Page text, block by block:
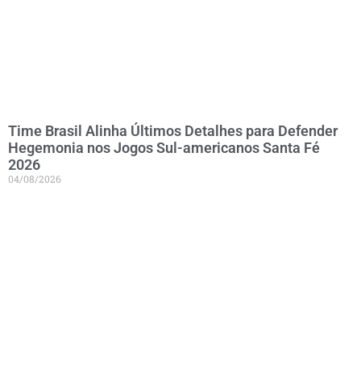
Time Brasil Alinha Últimos Detalhes para Defender
Hegemonia nos Jogos Sul-americanos Santa Fé
2026
04/08/2026